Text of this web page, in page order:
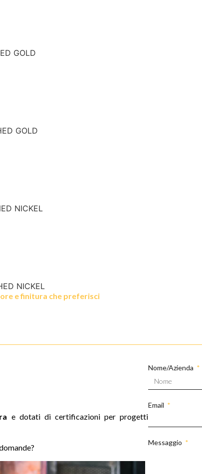
GOLD
GOLD
NICKEL
NICKEL
e finitura che preferisci
e dotati di certificazioni per progetti
Nome/Azienda
Email
Messaggio